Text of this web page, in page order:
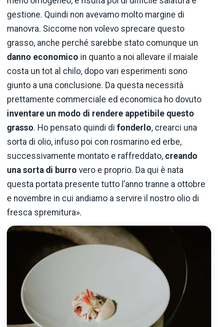
gestione. Quindi non avevamo molto margine di
manovra. Siccome non volevo sprecare questo
grasso, anche perché sarebbe stato comunque un
danno economico in quanto a noi allevare il maiale
costa un tot al chilo, dopo vari esperimenti sono
giunto a una conclusione. Da questa necessità
prettamente commerciale ed economica ho dovuto
inventare un modo di rendere appetibile questo
grasso. Ho pensato quindi di fonderlo, crearci una
sorta di olio, infuso poi con rosmarino ed erbe,
successivamente montato e raffreddato, creando
una sorta di burro vero e proprio. Da qui è nata
questa portata presente tutto l’anno tranne a ottobre
e novembre in cui andiamo a servire il nostro olio di
fresca spremitura».